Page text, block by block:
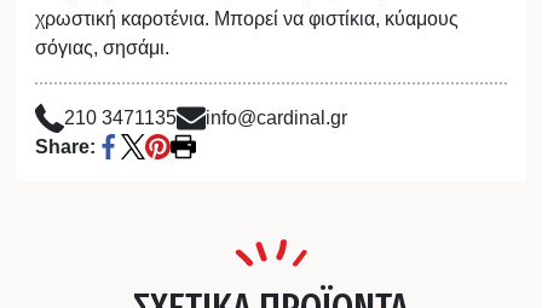
χρωστική καροτένια. Μπορεί να φιστίκια, κύαμους
σόγιας, σησάμι.
210 3471135
info@cardinal.gr
Share: